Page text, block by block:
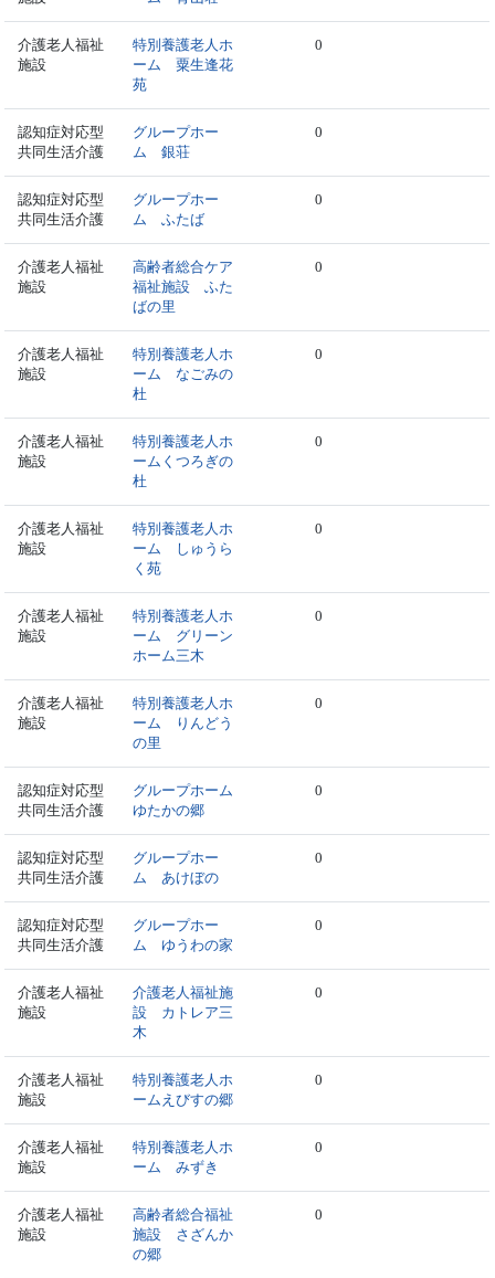
介護老人福祉
施設
特別養護老人ホ
ーム 粟生逢花
苑
0
認知症対応型
共同生活介護
グループホー
ム 銀荘
0
認知症対応型
共同生活介護
グループホー
ム ふたば
0
介護老人福祉
施設
高齢者総合ケア
福祉施設 ふた
ばの里
0
介護老人福祉
施設
特別養護老人ホ
ーム なごみの
杜
0
介護老人福祉
施設
特別養護老人ホ
ームくつろぎの
杜
0
介護老人福祉
施設
特別養護老人ホ
ーム しゅうら
く苑
0
介護老人福祉
施設
特別養護老人ホ
ーム グリーン
ホーム三木
0
介護老人福祉
施設
特別養護老人ホ
ーム りんどう
の里
0
認知症対応型
共同生活介護
グループホーム
ゆたかの郷
0
認知症対応型
共同生活介護
グループホー
ム あけぼの
0
認知症対応型
共同生活介護
グループホー
ム ゆうわの家
0
介護老人福祉
施設
介護老人福祉施
設 カトレア三
木
0
介護老人福祉
施設
特別養護老人ホ
ームえびすの郷
0
介護老人福祉
施設
特別養護老人ホ
ーム みずき
0
介護老人福祉
施設
高齢者総合福祉
施設 さざんか
の郷
0